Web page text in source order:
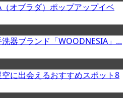
オブラダ）ポップアップイベ
器ブランド「WOODNESIA」...
に出会えるおすすめスポット8